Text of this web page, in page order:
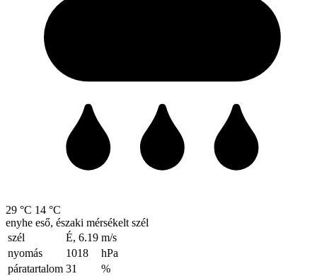
29 °C 14 °C
enyhe eső, északi mérsékelt szél
szél
É, 6.19 m/s
nyomás
1018
hPa
páratartalom 31
%